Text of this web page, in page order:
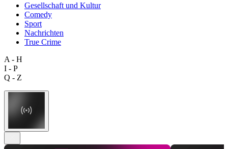
Gesellschaft und Kultur
Comedy
Sport
Nachrichten
True Crime
A - H
I - P
Q - Z